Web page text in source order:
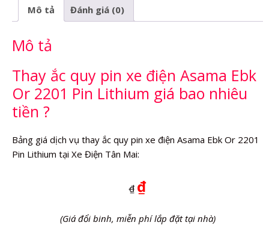
Mô tả Đánh giá (0)
Mô tả
Thay ắc quy pin xe điện Asama Ebk
Or 2201 Pin Lithium giá bao nhiêu
tiền ?
Bảng giá dịch vụ thay ắc quy pin xe điện Asama Ebk Or 2201
Pin Lithium tại Xe Điện Tân Mai:
₫ ₫
(Giá đổi binh, miễn phí lắp đặt tại nhà)